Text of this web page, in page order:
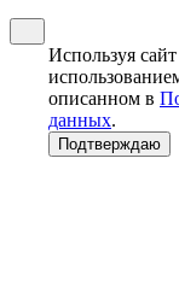
Используя
описанном в
данных.
Подтверждаю